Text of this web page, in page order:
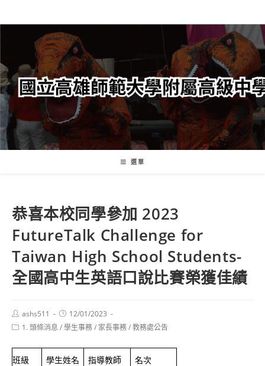
轉
要
內
容
選單
恭喜本校同學參加 2023
FutureTalk Challenge for
Taiwan High School Students-
全國高中生英語口說比賽榮獲佳績
Post
author:
ashs511
Post
published:
12/01/2023
Post1. 頭條消息 /學生事務/ 家長事務/教務處公告
班級 學生姓名 指導教師 名次